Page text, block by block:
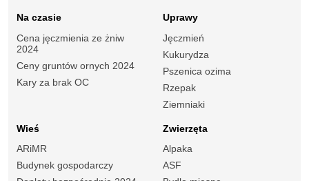
Na czasie
Cena jęczmienia ze żniw
2024
Ceny gruntów ornych 2024
Kary za brak OC
Uprawy
Jęczmień
Kukurydza
Pszenica ozima
Rzepak
Ziemniaki
Wieś
ARiMR
Budynek gospodarczy
Zwierzęta
Alpaka
ASF